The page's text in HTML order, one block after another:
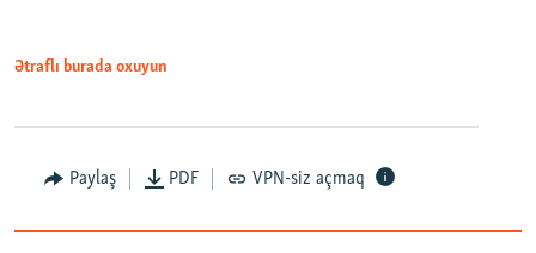
Ətraflı burada oxuyun
Paylaş PDF VPN-siz açmaq